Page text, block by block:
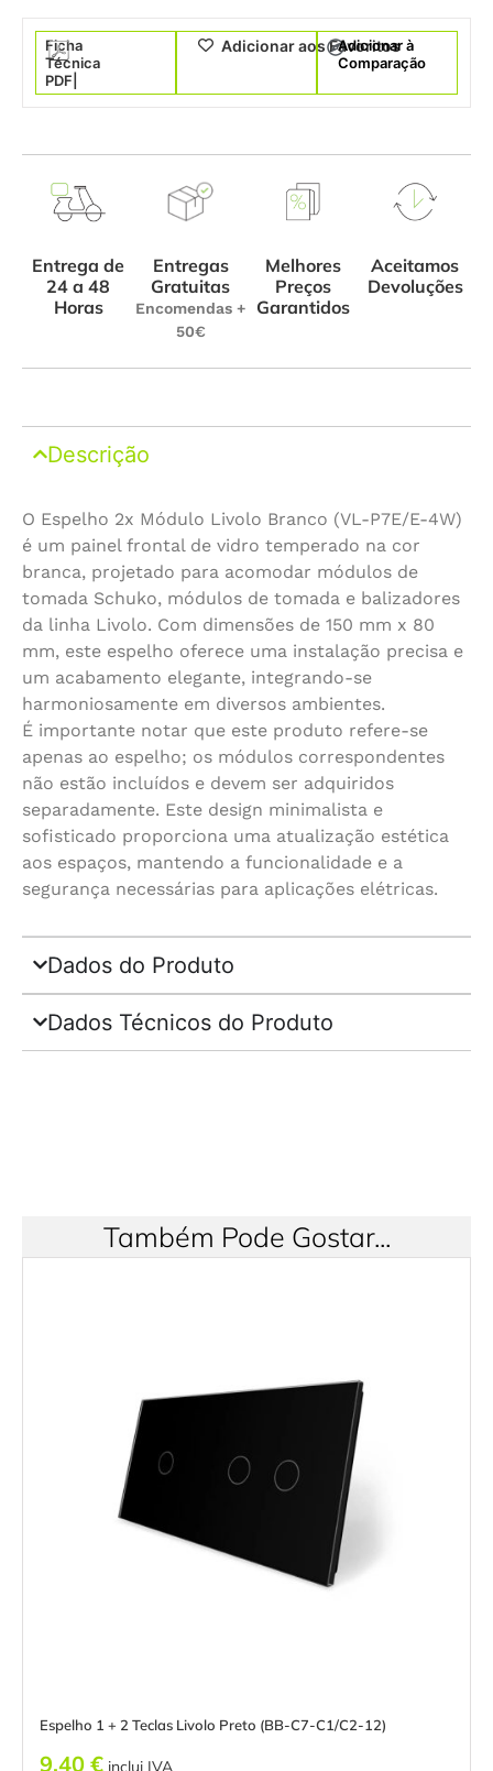
Ficha
Técnica
PDF|
Adicionar aos Favoritos
Adicionar à
Comparação
Entrega de
24 a 48
Horas
Entregas
Gratuitas
Encomendas +
50€
Melhores
Preços
Garantidos
Aceitamos
Devoluções
Descrição
O Espelho 2x Módulo Livolo Branco (VL-P7E/E-4W)
é um painel frontal de vidro temperado na cor
branca, projetado para acomodar módulos de
tomada Schuko, módulos de tomada e balizadores
da linha Livolo. Com dimensões de 150 mm x 80
mm, este espelho oferece uma instalação precisa e
um acabamento elegante, integrando-se
harmoniosamente em diversos ambientes.
É importante notar que este produto refere-se
apenas ao espelho; os módulos correspondentes
não estão incluídos e devem ser adquiridos
separadamente. Este design minimalista e
sofisticado proporciona uma atualização estética
aos espaços, mantendo a funcionalidade e a
segurança necessárias para aplicações elétricas.
Dados do Produto
Dados Técnicos do Produto
Também Pode Gostar...
Espelho 1 + 2 Teclas Livolo Preto (BB-C7-C1/C2-12)
9.40 € inclui IVA